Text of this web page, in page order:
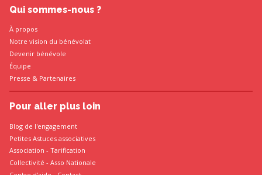
Qui sommes-nous ?
À propos
Notre vision du bénévolat
Devenir bénévole
Équipe
Presse & Partenaires
Pour aller plus loin
Blog de l'engagement
Petites Astuces associatives
Association - Tarification
Collectivité - Asso Nationale